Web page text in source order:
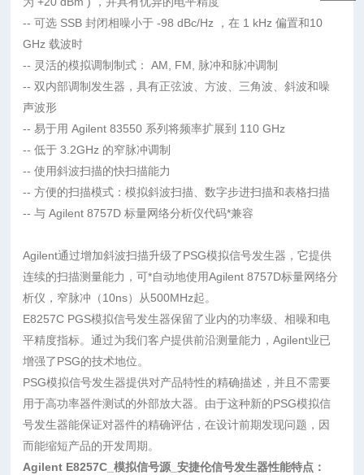
-- 可选 SSB 封闭相噪小于 -98 dBc/Hz ，在 1 kHz 偏置和10
GHz 载波时
-- 灵活的模拟调制制式： AM, FM, 脉冲和脉冲调制
-- 双内部调制发生器，具有正弦波、方波、三角波、斜波和噪
声波形
-- 易于用 Agilent 83550 系列将频率扩展到 110 GHz
-- 低于 3.2GHz 的窄脉冲调制
-- 使用斜波扫描的快扫描能力
-- 方便的扫描模式：模拟斜波扫描、数字步进扫描和表格扫描
-- 与 Agilent 8757D 标量网络分析仪代码*兼容
Agilent通过增加斜波扫描升级了PSG模拟信号发生器，它提供
连续的扫描测量能力，可*自动地使用Agilent 8757D标量网络分
析仪，窄脉冲（10ns）从500MHz起。
E8257C PGS模拟信号发生器保留了业内的功率级、相噪和电
平精度指标。通过为我们客户提供前沿测量能力，Agilent业已
增强了PSG的技术地位。
PSG模拟信号发生器提供对产品特性的精确描述，并且不需要
用于高功率器件测试的外部放大器。由于这种新的PSG模拟信
号发生器能保证对器件的精确评估，在设计前期发现问题，因
而能缩短产品的开发周期。
Agilent E8257C_模拟信号源_安捷伦信号发生器性能特点：